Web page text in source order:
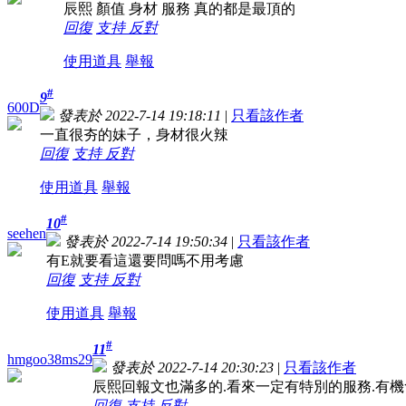
辰熙 顏值 身材 服務 真的都是最頂的
回復 支持 反對
使用道具 舉報
600D
9#
發表於 2022-7-14 19:18:11 | 只看該作者
一直很夯的妹子，身材很火辣
回復 支持 反對
使用道具 舉報
seehen
10#
發表於 2022-7-14 19:50:34 | 只看該作者
有E就要看這還要問嗎不用考慮
回復 支持 反對
使用道具 舉報
hmgoo38ms29
11#
發表於 2022-7-14 20:30:23 | 只看該作者
辰熙回報文也滿多的.看來一定有特別的服務.有